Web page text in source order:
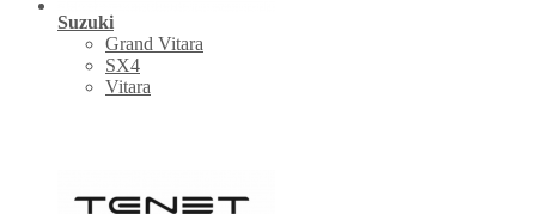
Suzuki
Grand Vitara
SX4
Vitara